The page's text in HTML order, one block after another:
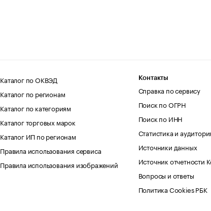
Каталог по ОКВЭД
Каталог по регионам
Каталог по категориям
Каталог торговых марок
Каталог ИП по регионам
Правила использования сервиса
Правила использования изображений
Контакты
Справка по сервису
Поиск по ОГРН
Поиск по ИНН
Статистика и
Источники данных
Источник отчетности
Вопросы и ответы
Политика Cookies РБК